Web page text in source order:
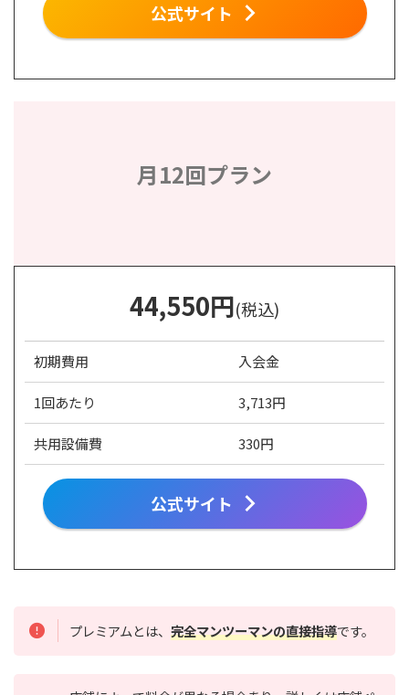
公式サイト
月12回プラン
44,550円(税込)
初期費用 入会金
1回あたり 3,713円
共用設備費 330円
公式サイト
プレミアムとは、完全マンツーマンの直接指導です。